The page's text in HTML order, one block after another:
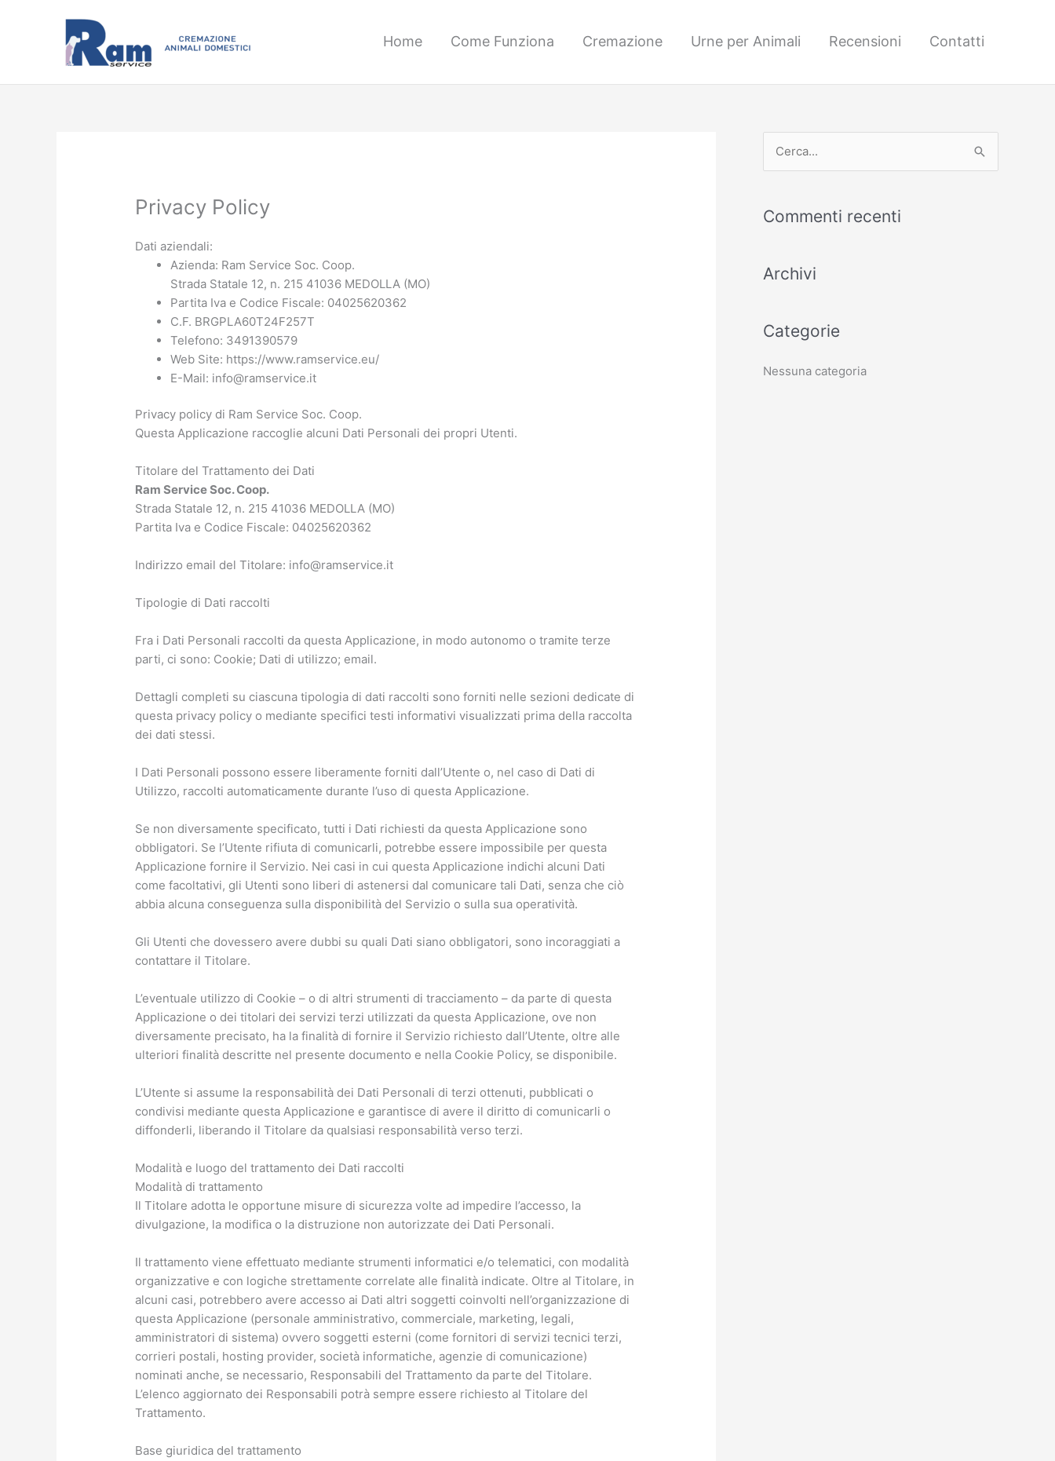
Home Come Funziona Cremazione Urne per Animali Recensioni Contatti
Privacy Policy
Dati aziendali:
Azienda: Ram Service Soc. Coop.
Strada Statale 12, n. 215 41036 MEDOLLA (MO)
Partita Iva e Codice Fiscale: 04025620362
C.F. BRGPLA60T24F257T
Telefono: 3491390579
Web Site: https://www.ramservice.eu/
E-Mail: info@ramservice.it
Privacy policy di Ram Service Soc. Coop.
Questa Applicazione raccoglie alcuni Dati Personali dei propri Utenti.
Titolare del Trattamento dei Dati
Ram Service Soc. Coop.
Strada Statale 12, n. 215 41036 MEDOLLA (MO)
Partita Iva e Codice Fiscale: 04025620362
Indirizzo email del Titolare: info@ramservice.it
Tipologie di Dati raccolti
Fra i Dati Personali raccolti da questa Applicazione, in modo autonomo o tramite terze
parti, ci sono: Cookie; Dati di utilizzo; email.
Dettagli completi su ciascuna tipologia di dati raccolti sono forniti nelle sezioni dedicate di
questa privacy policy o mediante specifici testi informativi visualizzati prima della raccolta
dei dati stessi.
I Dati Personali possono essere liberamente forniti dall’Utente o, nel caso di Dati di
Utilizzo, raccolti automaticamente durante l’uso di questa Applicazione.
Se non diversamente specificato, tutti i Dati richiesti da questa Applicazione sono
obbligatori. Se l’Utente rifiuta di comunicarli, potrebbe essere impossibile per questa
Applicazione fornire il Servizio. Nei casi in cui questa Applicazione indichi alcuni Dati
come facoltativi, gli Utenti sono liberi di astenersi dal comunicare tali Dati, senza che ciò
abbia alcuna conseguenza sulla disponibilità del Servizio o sulla sua operatività.
Gli Utenti che dovessero avere dubbi su quali Dati siano obbligatori, sono incoraggiati a
contattare il Titolare.
L’eventuale utilizzo di Cookie – o di altri strumenti di tracciamento – da parte di questa
Applicazione o dei titolari dei servizi terzi utilizzati da questa Applicazione, ove non
diversamente precisato, ha la finalità di fornire il Servizio richiesto dall’Utente, oltre alle
ulteriori finalità descritte nel presente documento e nella Cookie Policy, se disponibile.
L’Utente si assume la responsabilità dei Dati Personali di terzi ottenuti, pubblicati o
condivisi mediante questa Applicazione e garantisce di avere il diritto di comunicarli o
diffonderli, liberando il Titolare da qualsiasi responsabilità verso terzi.
Modalità e luogo del trattamento dei Dati raccolti
Modalità di trattamento
Il Titolare adotta le opportune misure di sicurezza volte ad impedire l’accesso, la
divulgazione, la modifica o la distruzione non autorizzate dei Dati Personali.
Il trattamento viene effettuato mediante strumenti informatici e/o telematici, con modalità
organizzative e con logiche strettamente correlate alle finalità indicate. Oltre al Titolare, in
alcuni casi, potrebbero avere accesso ai Dati altri soggetti coinvolti nell’organizzazione di
questa Applicazione (personale amministrativo, commerciale, marketing, legali,
amministratori di sistema) ovvero soggetti esterni (come fornitori di servizi tecnici terzi,
corrieri postali, hosting provider, società informatiche, agenzie di comunicazione)
nominati anche, se necessario, Responsabili del Trattamento da parte del Titolare.
L’elenco aggiornato dei Responsabili potrà sempre essere richiesto al Titolare del
Trattamento.
Base giuridica del trattamento
c
:
Commenti recenti
Archivi
Categorie
Nessuna categoria